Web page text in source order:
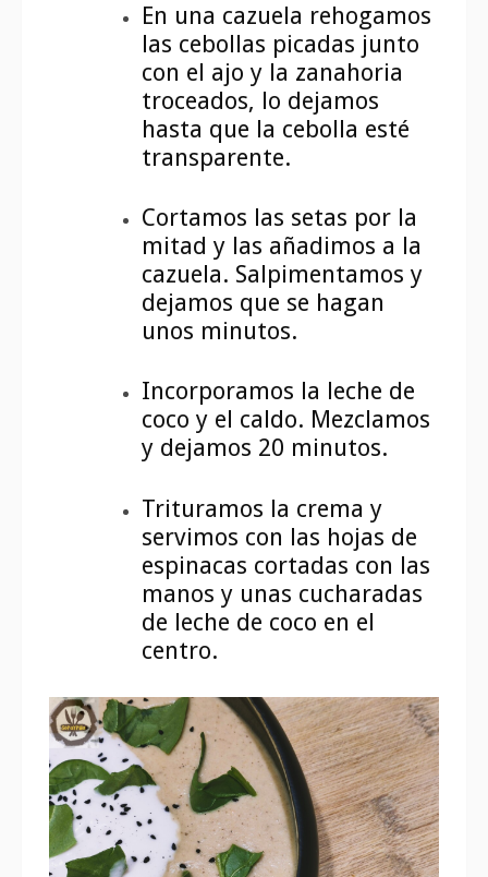
En una cazuela rehogamos
las cebollas picadas junto
con el ajo y la zanahoria
troceados, lo dejamos
hasta que la cebolla esté
transparente.
Cortamos las setas por la
mitad y las añadimos a la
cazuela. Salpimentamos y
dejamos que se hagan
unos minutos.
Incorporamos la leche de
coco y el caldo. Mezclamos
y dejamos 20 minutos.
Trituramos la crema y
servimos con las hojas de
espinacas cortadas con las
manos y unas cucharadas
de leche de coco en el
centro.